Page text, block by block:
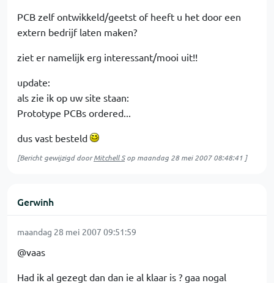
PCB zelf ontwikkeld/geetst of heeft u het door een
extern bedrijf laten maken?
ziet er namelijk erg interessant/mooi uit!!
update:
als zie ik op uw site staan:
Prototype PCBs ordered...
dus vast besteld
[Bericht gewijzigd doorMitchell Sop maandag 28 mei 2007 08:48:41 ]
Gerwinh
maandag 28 mei 2007 09:51:59
@vaas
Had ik al gezegt dan dan ie al klaar is ? gaa nogal